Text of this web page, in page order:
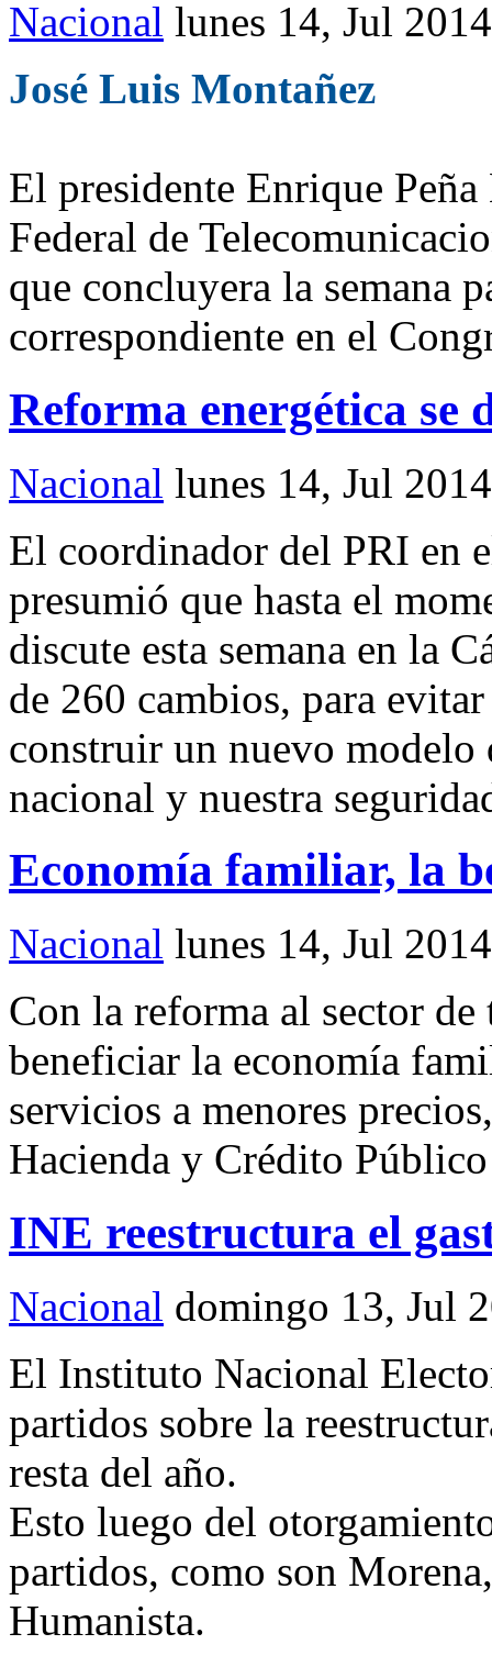
Nacional lunes 14, Jul 2014
José Luis Montañez
El presidente Enrique
Federal de
que concluyera la semana
correspondiente en el
Reforma energética se
Nacional lunes 14, Jul 2014
El coordinador del PRI en
presumió que hasta el
discute esta semana en la
de 260 cambios, para
construir un nuevo modelo
nacional y nuestra
Economía familiar, la
Nacional lunes 14, Jul 2014
Con la reforma al sector
beneficiar la economía
servicios a menores
Hacienda y Crédito
INE reestructura el
Nacional domingo 13, Jul
El Instituto Nacional
partidos sobre la
resta del año.
Esto luego del
partidos, como son
Humanista.